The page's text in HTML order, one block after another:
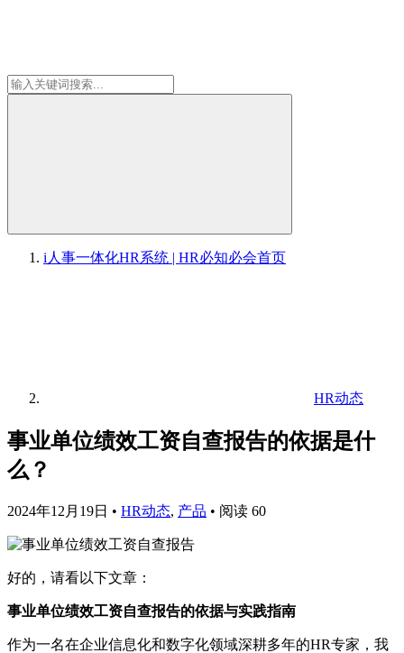
i人事一体化HR系统 | HR必知必会首页
HR动态
事业单位绩效工资自查报告的依据是什
么？
2024年12月19日 • HR动态, 产品 • 阅读 60
好的，请看以下文章：
事业单位绩效工资自查报告的依据与实践指南
作为一名在企业信息化和数字化领域深耕多年的HR专家，我